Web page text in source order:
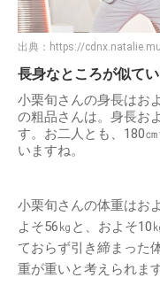
出典： https://cdnx.natalie.mu
長身なところが似て
小栗旬さんの身長はお
の粗品さんは。身長お
す。お二人とも、180
いますね。
小栗旬さんの体重はお
よそ56㎏と、およそ10
ておらず引き締まった
重が重いと考えられます